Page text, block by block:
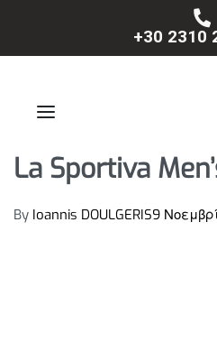
+30 2310
La Sportiva
By Ioannis DOULGERIS9